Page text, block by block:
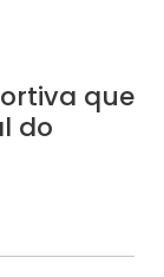
que
do